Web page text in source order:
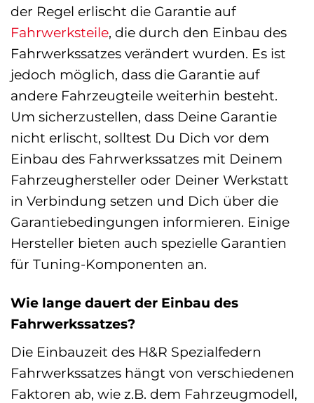
der Regel erlischt die Garantie auf
Fahrwerksteile, die durch den Einbau des
Fahrwerkssatzes verändert wurden. Es ist
jedoch möglich, dass die Garantie auf
andere Fahrzeugteile weiterhin besteht.
Um sicherzustellen, dass Deine Garantie
nicht erlischt, solltest Du Dich vor dem
Einbau des Fahrwerkssatzes mit Deinem
Fahrzeughersteller oder Deiner Werkstatt
in Verbindung setzen und Dich über die
Garantiebedingungen informieren. Einige
Hersteller bieten auch spezielle Garantien
für Tuning-Komponenten an.
Wie lange dauert der Einbau des
Fahrwerkssatzes?
Die Einbauzeit des H&R Spezialfedern
Fahrwerkssatzes hängt von verschiedenen
Faktoren ab, wie z.B. dem Fahrzeugmodell,